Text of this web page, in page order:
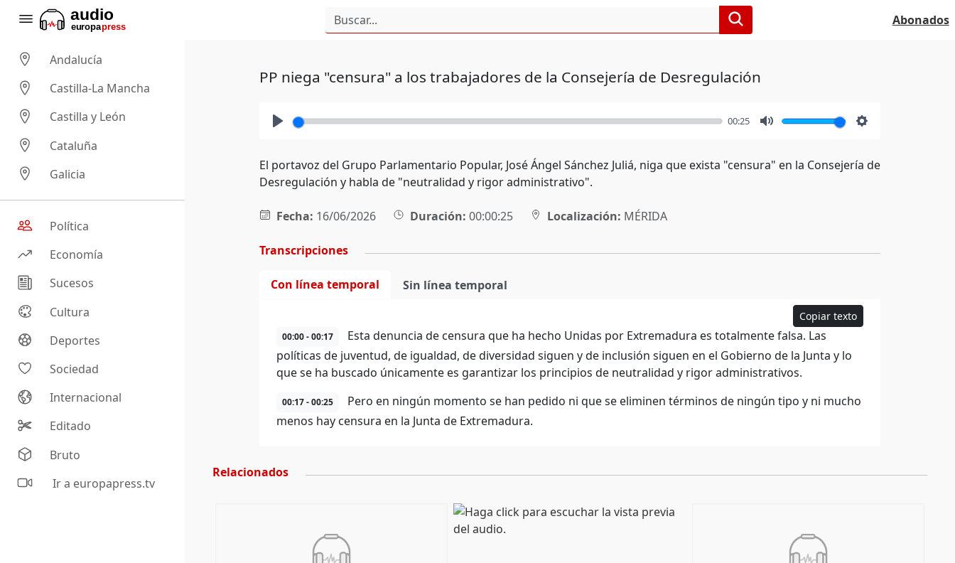
Abonados
Andalucía
Castilla-La Mancha
Castilla y León
Cataluña
Galicia
Política
Economía
Sucesos
Cultura
Deportes
Sociedad
Internacional
Editado
Bruto
Ir a europapress.tv
PP niega "censura" a los trabajadores de la Consejería de Desregulación
00:25
El portavoz del Grupo Parlamentario Popular, José Ángel Sánchez Juliá, niga que exista "censura" en la Consejería de
Desregulación y habla de "neutralidad y rigor administrativo".
Fecha: 16/06/2026 Duración: 00:00:25 Localización: MÉRIDA
Transcripciones
Con línea temporal Sin línea temporal
Copiar texto
00:00 - 00:17
Esta denuncia de censura que ha hecho Unidas por Extremadura es totalmente falsa. Las
políticas de juventud, de igualdad, de diversidad siguen y de inclusión siguen en el Gobierno de la Junta y lo
que se ha buscado únicamente es garantizar los principios de neutralidad y rigor administrativos.
00:17 - 00:25
Pero en ningún momento se han pedido ni que se eliminen términos de ningún tipo y ni mucho
menos hay censura en la Junta de Extremadura.
Relacionados